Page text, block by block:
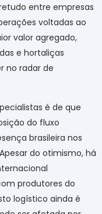
entre empresas
voltadas ao
valor agregado,
e hortaliças
no radar de
é de que
do fluxo
brasileira nos
do otimismo, há
produtores do
logístico ainda é